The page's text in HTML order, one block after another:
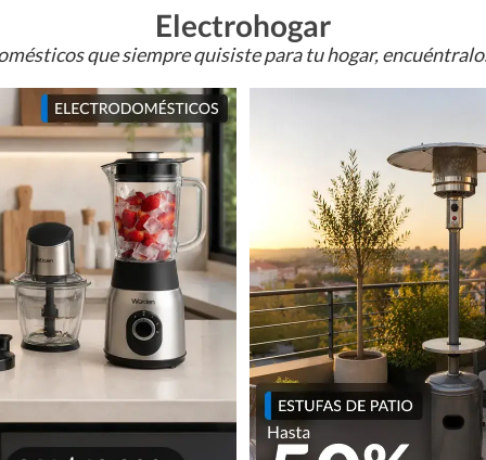
Electrohogar
que siempre quisiste para tu hogar,